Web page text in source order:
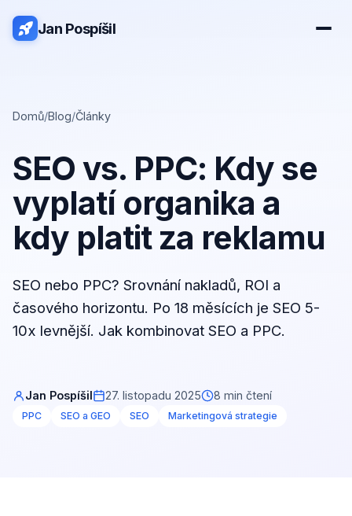
Jan Pospíšil
Domů/Blog/Články
SEO vs. PPC: Kdy se
vyplatí organika a
kdy platit za reklamu
SEO nebo PPC? Srovnání nakladů, ROI a
časového horizontu. Po 18 měsících je SEO 5-
10x levnější. Jak kombinovat SEO a PPC.
Jan Pospíšil 27. listopadu 2025 8 min čtení
PPC SEO a GEO SEO Marketingová strategie